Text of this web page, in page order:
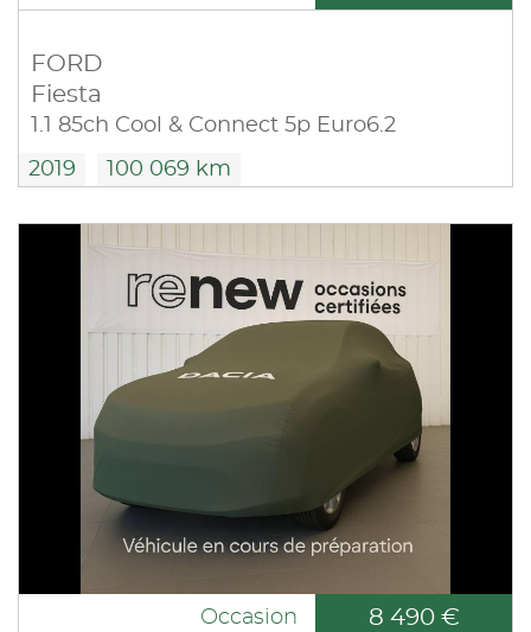
FORD
Fiesta
1.1 85ch Cool & Connect 5p Euro6.2
2019 100 069 km
Occasion 8 490 €